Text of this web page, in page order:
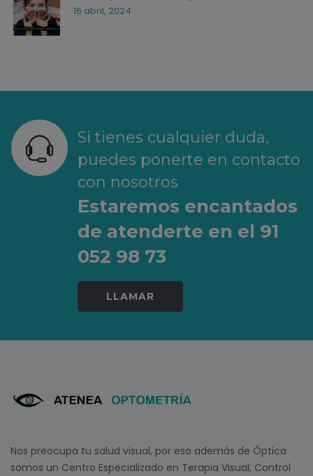
16 abril, 2024
Si tienes cualquier duda,
puedes ponerte en contacto
con nosotros
Estaremos encantados
de atenderte en el 91
052 98 73
LLAMAR
Nos preocupa tu salud visual, por eso además de Óptica
somos un Centro Especializado en Terapia Visual, Control